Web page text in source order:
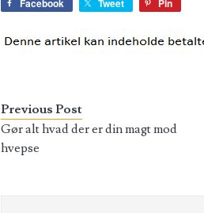
Facebook Tweet Pin
Previous Post
Gør alt hvad der er din magt mod
hvepse